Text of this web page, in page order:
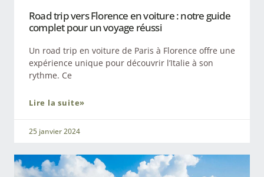
Road trip vers Florence en voiture : notre guide
complet pour un voyage réussi
Un road trip en voiture de Paris à Florence offre une
expérience unique pour découvrir l’Italie à son
rythme. Ce
Lire la suite»
25 janvier 2024